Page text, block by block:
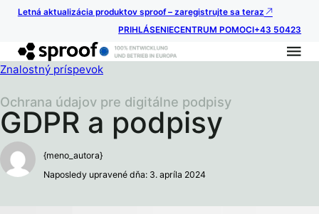
Letná aktualizácia produktov sproof – zaregistrujte sa teraz
PRIHLÁSENIECENTRUM POMOCI+43 50423
Znalostný príspevok
GDPR a podpisy
Ochrana údajov pre digitálne podpisy
{meno_autora}
Naposledy upravené dňa: 3. apríla 2024